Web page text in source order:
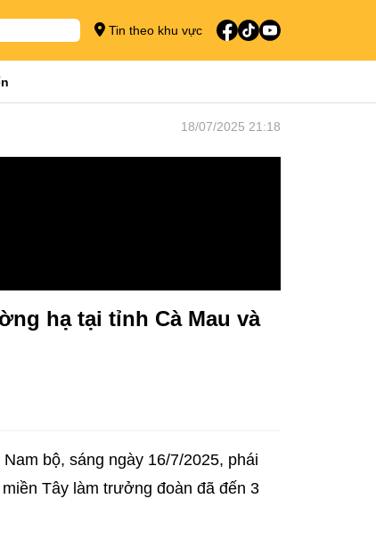
Tin theo khu vực
18/07/2025 21:18
hạ tại tỉnh Cà Mau và
bộ, sáng ngày 16/7/2025, phái
Tây làm trưởng đoàn đã đến 3